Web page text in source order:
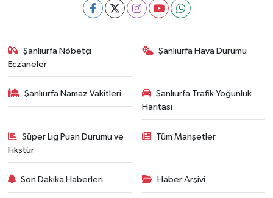
Şanlıurfa Nöbetçi
Eczaneler
Şanlıurfa Hava Durumu
Şanlıurfa Namaz Vakitleri
Şanlıurfa Trafik Yoğunluk
Haritası
Süper Lig Puan Durumu ve
Fikstür
Tüm Manşetler
Son Dakika Haberleri Haber Arşivi